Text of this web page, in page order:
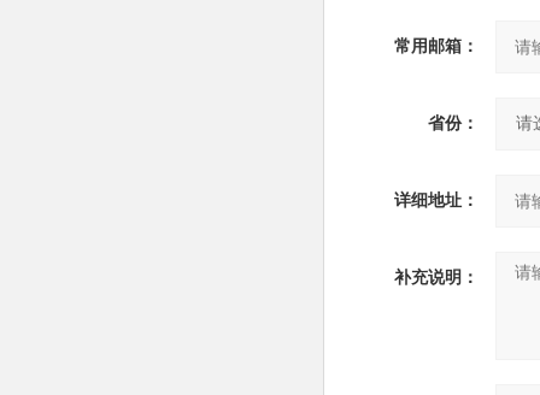
常用邮箱：
省份：
详细地址：
补充说明：